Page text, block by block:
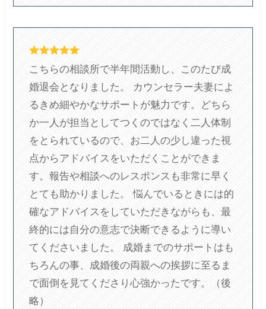
こちらの相談所で半年間活動し、このたび成
婚退会となりました。 カウンセラー夫妻によ
るきめ細やかなサポートが魅力です。どちら
か一人が担当としてつくのではなく二人体制
をとられているので、お二人の少し違った視
点からアドバイスをいただくことができま
す。報告や相談へのレスポンスも非常に早く
とても助かりました。 悩んでいるときには的
確なアドバイスをしていただきながらも、最
終的には自分の意志で決断できるように導い
てくださいました。 成婚までのサポートはも
ちろんの事、成婚後の両親への挨拶に至るま
で面倒を見てくださり心強かったです。（後
略）